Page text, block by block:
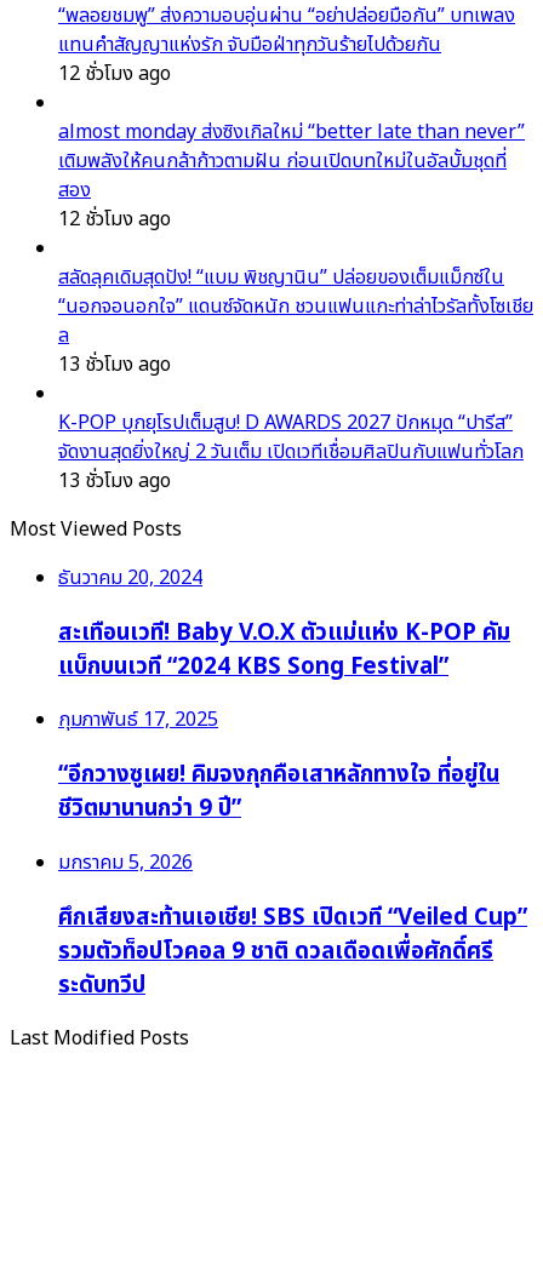
“พลอยชมพู” ส่งความอบอุ่นผ่าน “อย่าปล่อยมือกัน” บทเพลง
แทนคำสัญญาแห่งรัก จับมือฝ่าทุกวันร้ายไปด้วยกัน
12 ชั่วโมง ago
almost monday ส่งซิงเกิลใหม่ “better late than never”
เติมพลังให้คนกล้าก้าวตามฝัน ก่อนเปิดบทใหม่ในอัลบั้มชุดที่
สอง
12 ชั่วโมง ago
สลัดลุคเดิมสุดปัง! “แบม พิชญานิน” ปล่อยของเต็มแม็กซ์ใน
“นอกจอนอกใจ” แดนซ์จัดหนัก ชวนแฟนแกะท่าล่าไวรัลทั้งโซเชีย
ล
13 ชั่วโมง ago
K-POP บุกยุโรปเต็มสูบ! D AWARDS 2027 ปักหมุด “ปารีส”
จัดงานสุดยิ่งใหญ่ 2 วันเต็ม เปิดเวทีเชื่อมศิลปินกับแฟนทั่วโลก
13 ชั่วโมง ago
Most Viewed Posts
ธันวาคม 20, 2024
สะเทือนเวที! Baby V.O.X ตัวแม่แห่ง K-POP คัม
แบ็กบนเวที “2024 KBS Song Festival”
กุมภาพันธ์ 17, 2025
“อีกวางซูเผย! คิมจงกุกคือเสาหลักทางใจ ที่อยู่ใน
ชีวิตมานานกว่า 9 ปี”
มกราคม 5, 2026
ศึกเสียงสะท้านเอเชีย! SBS เปิดเวที “Veiled Cup”
รวมตัวท็อปโวคอล 9 ชาติ ดวลเดือดเพื่อศักดิ์ศรี
ระดับทวีป
Last Modified Posts